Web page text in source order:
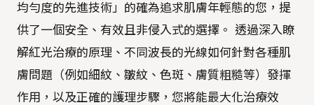
均勻度的先進技術」的確為追求肌膚年輕態的您，提
供了一個安全、有效且非侵入式的選擇。 透過深入瞭
解紅光治療的原理、不同波長的光線如何針對各種肌
膚問題（例如細紋、皺紋、色斑、膚質粗糙等）發揮
作用，以及正確的護理步驟，您將能最大化治療效